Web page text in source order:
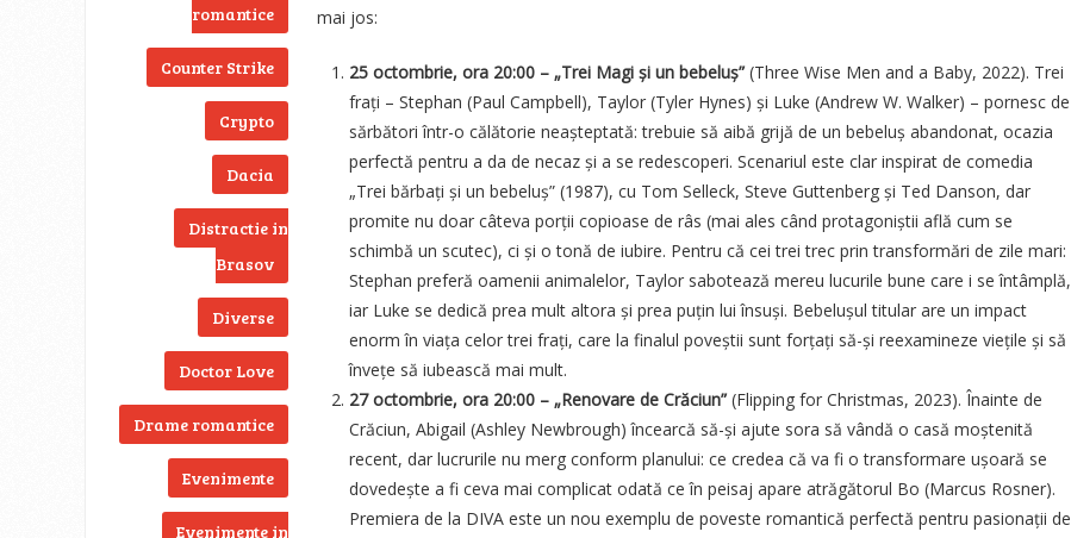
romantice
Counter Strike
Crypto
Dacia
Distractie in
Brasov
Diverse
Doctor Love
Drame romantice
Evenimente
Evenimente in
mai jos:
25 octombrie, ora 20:00 – „Trei Magi și un bebeluș” (Three Wise Men and a Baby, 2022). Trei
frați – Stephan (Paul Campbell), Taylor (Tyler Hynes) și Luke (Andrew W. Walker) – pornesc de
sărbători într-o călătorie neașteptată: trebuie să aibă grijă de un bebeluș abandonat, ocazia
perfectă pentru a da de necaz și a se redescoperi. Scenariul este clar inspirat de comedia
„Trei bărbați și un bebeluș” (1987), cu Tom Selleck, Steve Guttenberg și Ted Danson, dar
promite nu doar câteva porții copioase de râs (mai ales când protagoniștii află cum se
schimbă un scutec), ci și o tonă de iubire. Pentru că cei trei trec prin transformări de zile mari:
Stephan preferă oamenii animalelor, Taylor sabotează mereu lucurile bune care i se întâmplă,
iar Luke se dedică prea mult altora și prea puțin lui însuși. Bebelușul titular are un impact
enorm în viața celor trei frați, care la finalul poveștii sunt forțați să-și reexamineze viețile și să
învețe să iubească mai mult.
27 octombrie, ora 20:00 – „Renovare de Crăciun” (Flipping for Christmas, 2023). Înainte de
Crăciun, Abigail (Ashley Newbrough) încearcă să-și ajute sora să vândă o casă moștenită
recent, dar lucrurile nu merg conform planului: ce credea că va fi o transformare ușoară se
dovedește a fi ceva mai complicat odată ce în peisaj apare atrăgătorul Bo (Marcus Rosner).
Premiera de la DIVA este un nou exemplu de poveste romantică perfectă pentru pasionații de